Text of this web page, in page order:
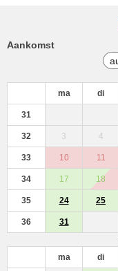
Aankomst
ma di
31
32 3 4
33 10 11
34 17 18
35 24 25
36 31
ma di